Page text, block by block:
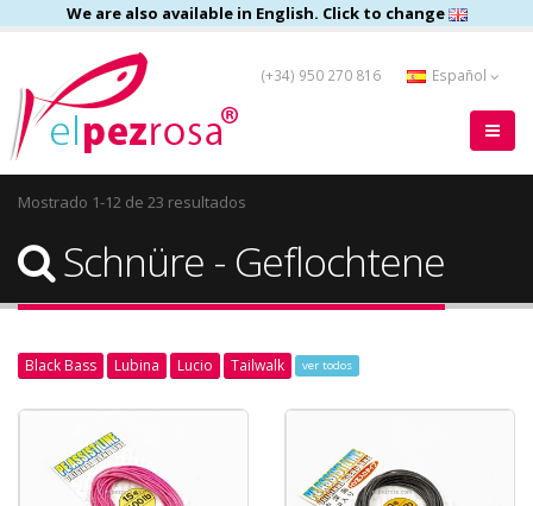
We are also available in English. Click to change
(+34) 950 270 816 Español
Mostrado 1-12 de 23 resultados
Schnüre - Geflochtene
Black Bass Lubina Lucio Tailwalk ver todos